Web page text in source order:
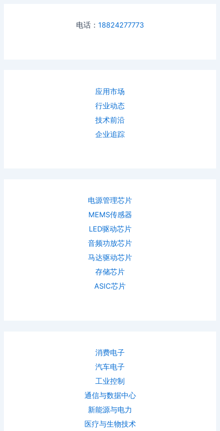
电话： 18824277773
应用市场
行业动态
技术前沿
企业追踪
电源管理芯片
MEMS传感器
LED驱动芯片
音频功放芯片
马达驱动芯片
存储芯片
ASIC芯片
消费电子
汽车电子
工业控制
通信与数据中心
新能源与电力
医疗与生物技术